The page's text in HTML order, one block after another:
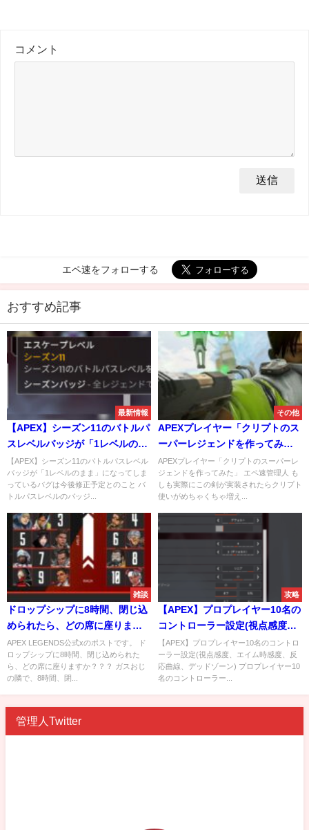
コメント
エペ速をフォローする
おすすめ記事
最新情報
【APEX】シーズン11のバトルパ
スレベルバッジが「1レベルのま
ま」になってしまっているバグ
は今後修正予定とのこと
【APEX】シーズン11のバトルパスレベル
バッジが「1レベルのまま」になってしま
っているバグは今後修正予定とのこと バ
トルパスレベルのバッジ...
その他
APEXプレイヤー「クリプトのス
ーパーレジェンドを作ってみ
た」
APEXプレイヤー「クリプトのスーパーレ
ジェンドを作ってみた」 エペ速管理人 も
しも実際にこの剣が実装されたらクリプト
使いがめちゃくちゃ増え...
雑談
ドロップシップに8時間、閉じ込
められたら、どの席に座ります
か？？？
APEX LEGENDS公式xのポストです。 ド
ロップシップに8時間、閉じ込められた
ら、どの席に座りますか？？？ ガスおじ
の隣で、8時間、閉...
攻略
【APEX】プロプレイヤー10名の
コントローラー設定(視点感度、
エイム時感度、反応曲線、デッ
ドゾーン)
【APEX】プロプレイヤー10名のコントロ
ーラー設定(視点感度、エイム時感度、反
応曲線、デッドゾーン) プロプレイヤー10
名のコントローラー...
管理人Twitter